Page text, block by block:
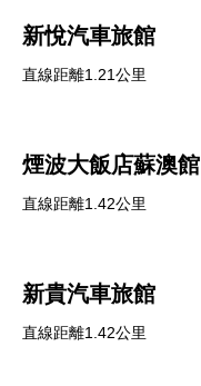
新悅汽車旅館
直線距離1.21公里
煙波大飯店蘇澳館
直線距離1.42公里
新貴汽車旅館
直線距離1.42公里